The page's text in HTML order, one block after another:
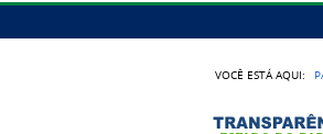
VOCÊ ESTÁ AQUI: